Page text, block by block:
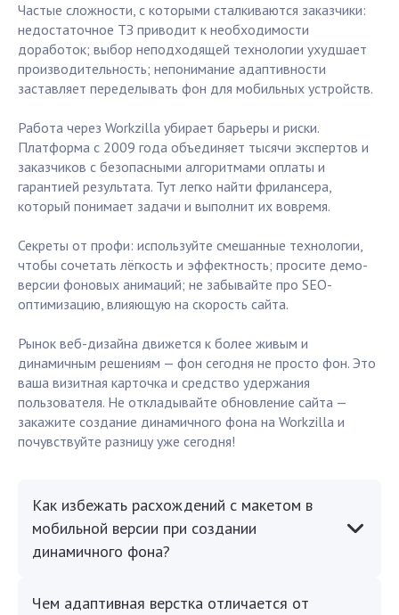
Частые сложности, с которыми сталкиваются заказчики:
недостаточное ТЗ приводит к необходимости
доработок; выбор неподходящей технологии ухудшает
производительность; непонимание адаптивности
заставляет переделывать фон для мобильных устройств.
Работа через Workzilla убирает барьеры и риски.
Платформа с 2009 года объединяет тысячи экспертов и
заказчиков с безопасными алгоритмами оплаты и
гарантией результата. Тут легко найти фрилансера,
который понимает задачи и выполнит их вовремя.
Секреты от профи: используйте смешанные технологии,
чтобы сочетать лёгкость и эффектность; просите демо-
версии фоновых анимаций; не забывайте про SEO-
оптимизацию, влияющую на скорость сайта.
Рынок веб-дизайна движется к более живым и
динамичным решениям — фон сегодня не просто фон. Это
ваша визитная карточка и средство удержания
пользователя. Не откладывайте обновление сайта —
закажите создание динамичного фона на Workzilla и
почувствуйте разницу уже сегодня!
Как избежать расхождений с макетом в
мобильной версии при создании
динамичного фона?
Чем адаптивная верстка отличается от